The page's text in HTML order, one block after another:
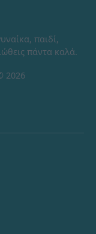
παιδί,
πάντα καλά.
2026